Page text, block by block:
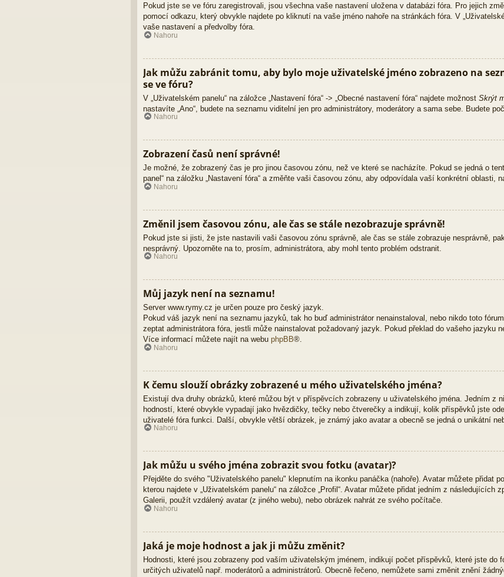
Pokud jste se ve fóru zaregistrovali, jsou všechna vaše nastavení uložena v databázi fóra. Pro jejich
pomocí odkazu, který obvykle najdete po kliknutí na vaše jméno nahoře na stránkách fóra. V
vaše nastavení a předvolby fóra.
Nahoru
Jak můžu zabránit tomu, aby bylo moje uživatelské jméno zobrazeno na
se ve fóru?
V „Uživatelském panelu“ na záložce „Nastavení fóra“ -> „Obecné nastavení fóra“ najdete možnost Skrýt
nastavíte „Ano“, budete na seznamu viditelní jen pro administrátory, moderátory a sama sebe. Budete
Nahoru
Zobrazení časů není správné!
Je možné, že zobrazený čas je pro jinou časovou zónu, než ve které se nacházíte. Pokud se jedná o
panel“ na záložku „Nastavení fóra“ a změňte vaši časovou zónu, aby odpovídala vaší konkrétní oblasti,
Nahoru
Změnil jsem časovou zónu, ale čas se stále nezobrazuje správně!
Pokud jste si jisti, že jste nastavili vaši časovou zónu správně, ale čas se stále zobrazuje nesprávně,
nesprávný. Upozorněte na to, prosím, administrátora, aby mohl tento problém odstranit.
Nahoru
Můj jazyk není na seznamu!
Server www.rymy.cz je určen pouze pro český jazyk.
Pokud váš jazyk není na seznamu jazyků, tak ho buď administrátor nenainstaloval, nebo nikdo toto
zeptat administrátora fóra, jestli může nainstalovat požadovaný jazyk. Pokud překlad do vašeho jazyku
Více informací můžete najít na webu phpBB®.
Nahoru
K čemu slouží obrázky zobrazené u mého uživatelského jména?
Existují dva druhy obrázků, které můžou být v příspěvcích zobrazeny u uživatelského jména. Jedním z
hodností, které obvykle vypadají jako hvězdičky, tečky nebo čtverečky a indikují, kolik příspěvků jste
uživatelé fóra funkci. Další, obvykle větší obrázek, je známý jako avatar a obecně se jedná o unikátní
Nahoru
Jak můžu u svého jména zobrazit svou fotku (avatar)?
Přejděte do svého "Uživatelského panelu" klepnutím na ikonku panáčka (nahoře). Avatar můžete přidat
kterou najdete v „Uživatelském panelu“ na záložce „Profil“. Avatar můžete přidat jedním z následujících
Galerii, použít vzdálený avatar (z jiného webu), nebo obrázek nahrát ze svého počítače.
Nahoru
Jaká je moje hodnost a jak ji můžu změnit?
Hodnosti, které jsou zobrazeny pod vaším uživatelským jménem, indikují počet příspěvků, které jste do
určitých uživatelů např. moderátorů a administrátorů. Obecně řečeno, nemůžete sami změnit znění